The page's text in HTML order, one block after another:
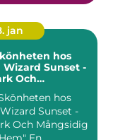
jan
hos
Sunset -
Och
hos
Sunset -
Och Mångsidig